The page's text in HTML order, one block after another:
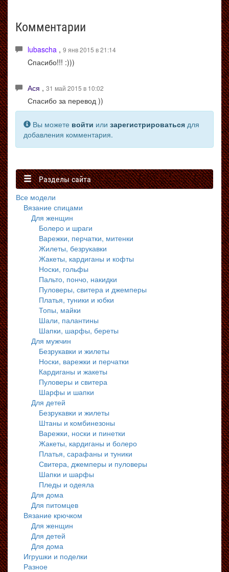
Комментарии
lubascha , 9 янв 2015 в 21:14
Cпасибо!!! :)))
Ася , 31 май 2015 в 10:02
Спасибо за перевод ))
Вы можете войти или зарегистрироваться для
добавления комментария.
Разделы сайта
Все модели
Вязание спицами
Для женщин
Болеро и шраги
Варежки, перчатки, митенки
Жилеты, безрукавки
Жакеты, кардиганы и кофты
Носки, гольфы
Пальто, пончо, накидки
Пуловеры, свитера и джемперы
Платья, туники и юбки
Топы, майки
Шали, палантины
Шапки, шарфы, береты
Для мужчин
Безрукавки и жилеты
Носки, варежки и перчатки
Кардиганы и жакеты
Пуловеры и свитера
Шарфы и шапки
Для детей
Безрукавки и жилеты
Штаны и комбинезоны
Варежки, носки и пинетки
Жакеты, кардиганы и болеро
Платья, сарафаны и туники
Свитера, джемперы и пуловеры
Шапки и шарфы
Пледы и одеяла
Для дома
Для питомцев
Вязание крючком
Для женщин
Для детей
Для дома
Игрушки и поделки
Разное